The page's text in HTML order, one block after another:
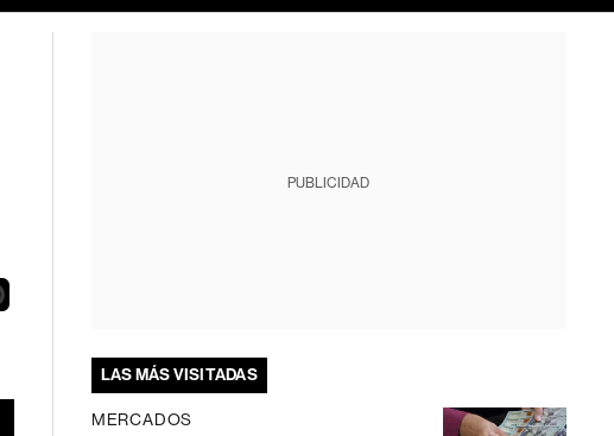
PUBLICIDAD
LAS MÁS VISITADAS
MERCADOS